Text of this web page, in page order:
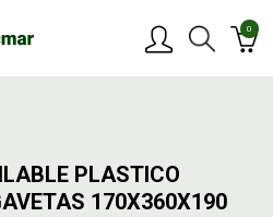
0
PLASTICO
170X360X190